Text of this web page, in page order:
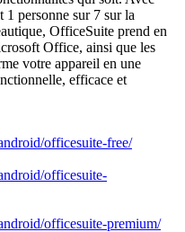
personne sur 7 sur la
OfficeSuite prend en
Office, ainsi que les
votre appareil en une
efficace et
officesuite-free/
officesuite-
officesuite-premium/